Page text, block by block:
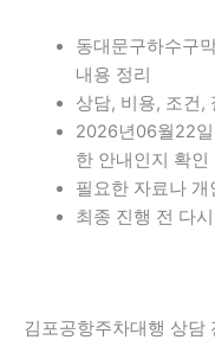
동대문구하수구
내용 정리
상담, 비용, 조건,
2026년06월22
한 안내인지 확인
필요한 자료나
최종 진행 전 다
김포공항주차대행 상담